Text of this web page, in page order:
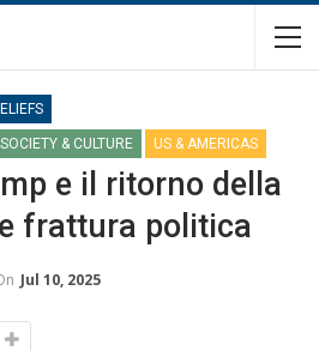
SOCIETY & CULTURE US & AMERICAS
e il ritorno della
frattura politica
Jul 10, 2025